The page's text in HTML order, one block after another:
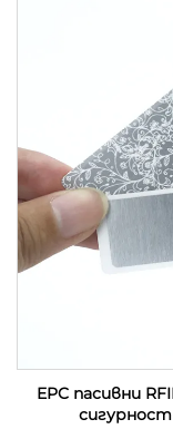
EPC пасивни